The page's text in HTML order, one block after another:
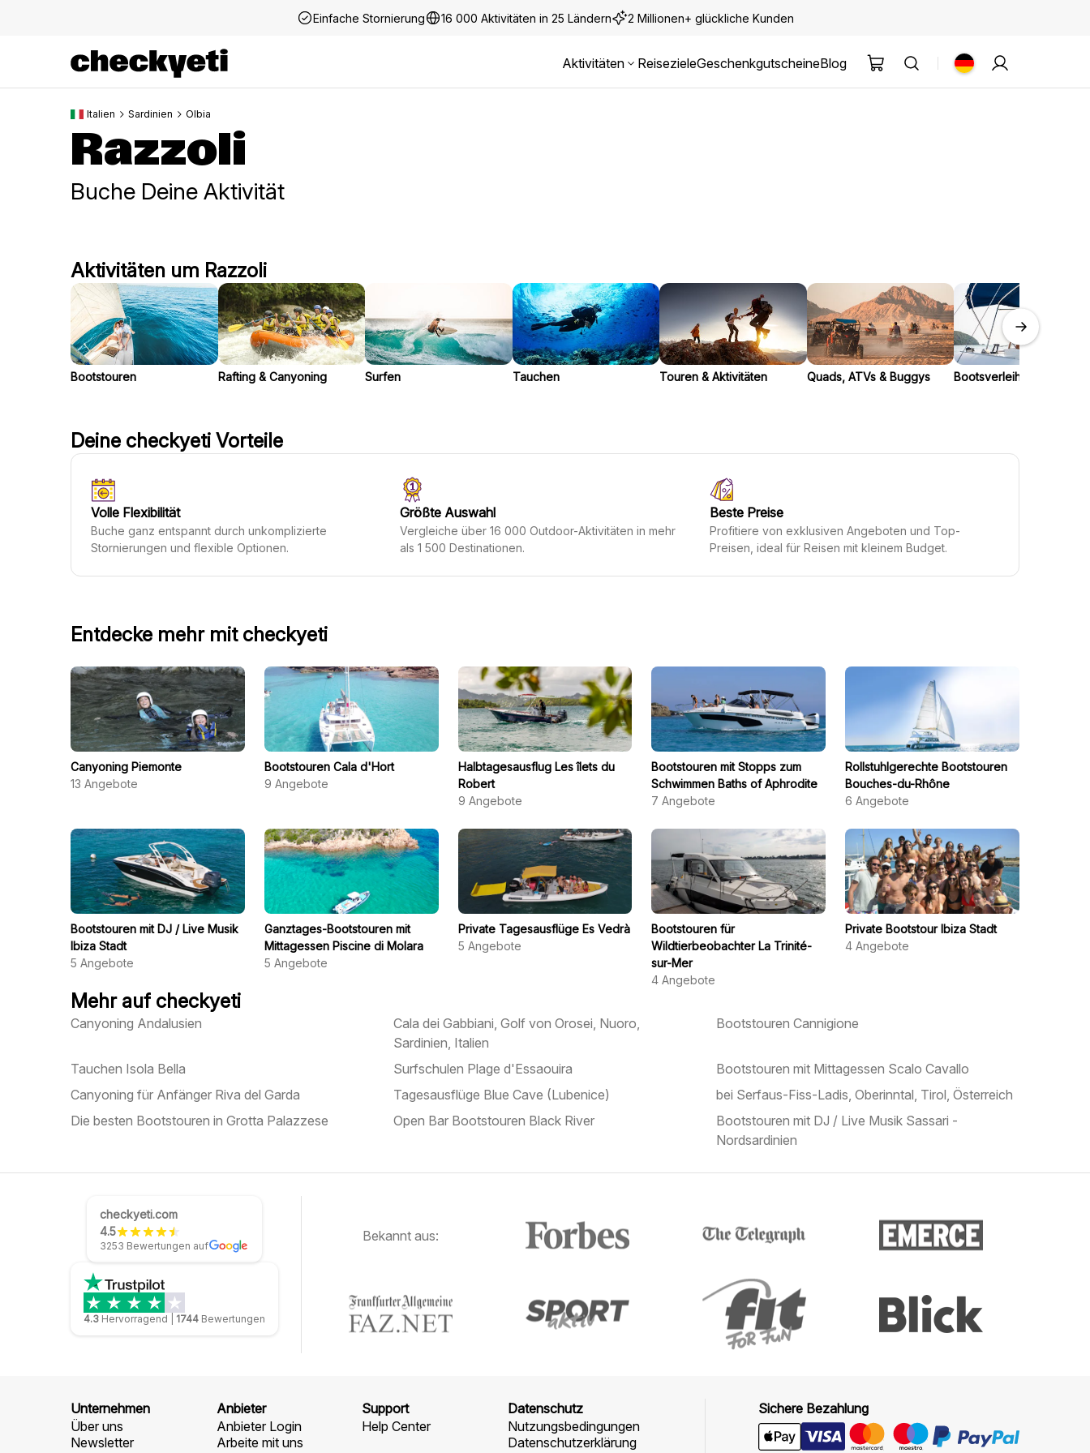
Einfache Stornierung 16 000 Aktivitäten in 25 Ländern 2 Millionen+ glückliche Kunden
Aktivitäten ReisezieleGeschenkgutscheineBlog
Italien Sardinien Olbia
Razzoli
Buche Deine Aktivität
Aktivitäten um Razzoli
Bootstouren Rafting & Canyoning Surfen Tauchen Touren & Aktivitäten Quads, ATVs & Buggys Bootsverleih
Deine checkyeti Vorteile
Volle Flexibilität
Buche ganz entspannt durch unkomplizierte
Stornierungen und flexible Optionen.
Größte Auswahl
Vergleiche über 16 000 Outdoor-Aktivitäten in mehr
als 1 500 Destinationen.
Beste Preise
Profitiere von exklusiven Angeboten und Top-
Preisen, ideal für Reisen mit kleinem Budget.
Entdecke mehr mit checkyeti
Canyoning Piemonte
13 Angebote
Bootstouren Cala d'Hort
9 Angebote
Halbtagesausflug Les îlets du
Robert
9 Angebote
Bootstouren mit Stopps zum
Schwimmen Baths of Aphrodite
7 Angebote
Rollstuhlgerechte Bootstouren
Bouches-du-Rhône
6 Angebote
Bootstouren mit DJ / Live Musik
Ibiza Stadt
5 Angebote
Ganztages-Bootstouren mit
Mittagessen Piscine di Molara
5 Angebote
Private Tagesausflüge Es Vedrà
5 Angebote
Bootstouren für
Wildtierbeobachter La Trinité-
sur-Mer
4 Angebote
Private Bootstour Ibiza Stadt
4 Angebote
Mehr auf checkyeti
Canyoning Andalusien
Cala dei Gabbiani, Golf von Orosei, Nuoro,
Sardinien, Italien
Bootstouren Cannigione
Tauchen Isola Bella Surfschulen Plage d'Essaouira
Bootstouren mit Mittagessen Scalo Cavallo
Canyoning für Anfänger Riva del Garda
Tagesausflüge Blue Cave (Lubenice)
bei Serfaus-Fiss-Ladis, Oberinntal, Tirol, Österreich
Die besten Bootstouren in Grotta Palazzese
Open Bar Bootstouren Black River
Bootstouren mit DJ / Live Musik Sassari -
Nordsardinien
checkyeti.com
4.5
3253 Bewertungen auf
4.3 Hervorragend 1744 Bewertungen
Bekannt aus:
Unternehmen
Über uns
Newsletter
Anbieter
Anbieter Login
Arbeite mit uns
Support
Help Center
Datenschutz
Nutzungsbedingungen
Datenschutzerklärung
Sichere Bezahlung